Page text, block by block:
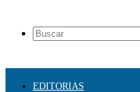
EDITORIAS